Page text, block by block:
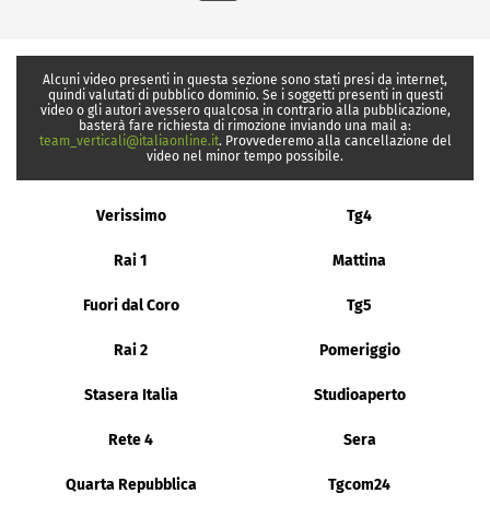
Alcuni video presenti in questa sezione sono stati presi da internet,
quindi valutati di pubblico dominio. Se i soggetti presenti in questi
video o gli autori avessero qualcosa in contrario alla pubblicazione,
basterà fare richiesta di rimozione inviando una mail a:
team_verticali@italiaonline.it. Provvederemo alla cancellazione del
video nel minor tempo possibile.
Verissimo Tg4
Rai 1 Mattina
Fuori dal Coro Tg5
Rai 2 Pomeriggio
Stasera Italia Studioaperto
Rete 4 Sera
Quarta Repubblica Tgcom24